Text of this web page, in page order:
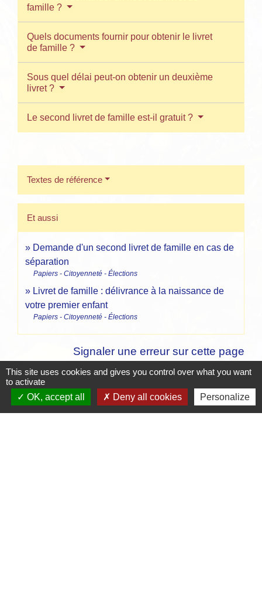
famille ?
Quels documents fournir pour obtenir le livret
de famille ?
Sous quel délai peut-on obtenir un deuxième
livret ?
Le second livret de famille est-il gratuit ?
Textes de référence
Et aussi
Demande d'un second livret de famille en cas de
séparation
Papiers - Citoyenneté - Élections
Livret de famille : délivrance à la naissance de
votre premier enfant
Papiers - Citoyenneté - Élections
Signaler une erreur sur cette page
Contacts
This site uses cookies and gives you control over what you want
to activate
OK, accept all
Deny all cookies Personalize